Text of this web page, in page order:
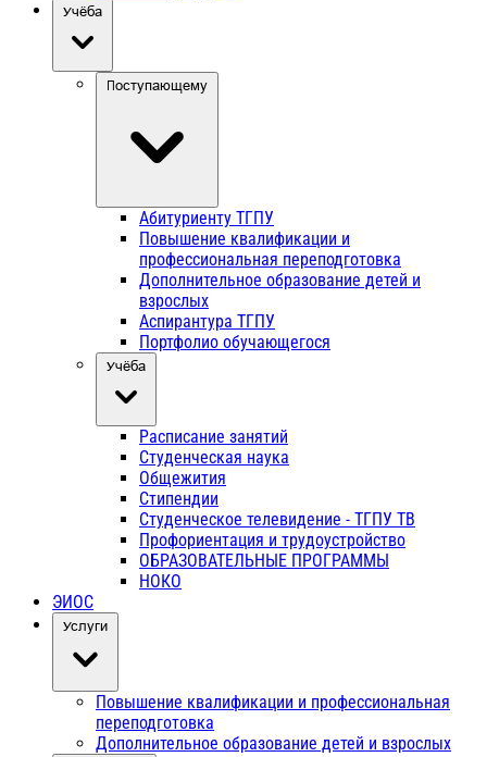
Учёба
Поступающему
Абитуриенту ТГПУ
Повышение квалификации и
профессиональная переподготовка
Дополнительное образование детей и
взрослых
Аспирантура ТГПУ
Портфолио обучающегося
Учёба
Расписание занятий
Студенческая наука
Общежития
Стипендии
Студенческое телевидение - ТГПУ ТВ
Профориентация и трудоустройство
ОБРАЗОВАТЕЛЬНЫЕ ПРОГРАММЫ
НОКО
ЭИОС
Услуги
Повышение квалификации и профессиональная
переподготовка
Дополнительное образование детей и взрослых